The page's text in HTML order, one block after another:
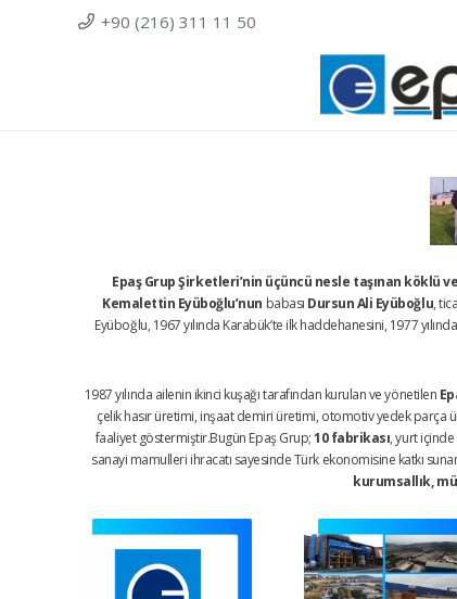
+90 (216) 311 11 50
Epaş Grup Şirketleri’nin üçüncü nesle taşınan köklü
Kemalettin Eyüboğlu’nun babası Dursun Ali Eyüboğlu,
Eyüboğlu, 1967 yılında Karabük’te ilk haddehanesini, 1977
1987 yılında ailenin ikinci kuşağı tarafından kurulan ve yönetilen
çelik hasır üretimi, inşaat demiri üretimi, otomotiv yedek parça
faaliyet göstermiştir.Bugün Epaş Grup;10 fabrikası, yurt içinde
sanayi mamulleri ihracatı sayesinde Türk ekonomisine katkı
kurumsallık,